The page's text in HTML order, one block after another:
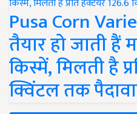
Pusa Corn
तैयार हो जाती हैं
किस्में, मिलती है
क्विंटल तक